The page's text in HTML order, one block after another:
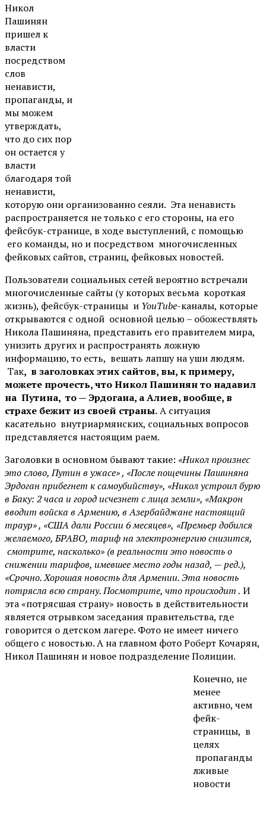
Никол
Пашинян
пришел к
власти
посредством
слов
ненависти,
пропаганды, и
мы можем
утверждать,
что до сих пор
он остается у
власти
благодаря той
ненависти,
которую они организованно сеяли. Эта ненависть
распространяется не только с его стороны, на его
фейсбук-странице, в ходе выступлений, с помощью
его команды, но и посредством многочисленных
фейковых сайтов, страниц, фейковых новостей.
Пользователи социальных сетей вероятно встречали
многочисленные сайты (у которых весьма короткая
жизнь), фейсбук-страницы и YouTube-каналы, которые
открываются с одной основной целью – обожествлять
Никола Пашиняна, представить его правителем мира,
унизить других и распространять ложную
информацию, то есть, вешать лапшу на уши людям.
Так, в заголовках этих сайтов, вы, к примеру,
можете прочесть, что Никол Пашинян то надавил
на Путина, то — Эрдогана, а Алиев, вообще, в
страхе бежит из своей страны.А ситуация
касательно внутриармянских, социальных вопросов
представляется настоящим раем.
Заголовки в основном бывают такие: «Никол произнес
это слово, Путин в ужасе» , «После пощечины Пашиняна
Эрдоган прибегнет к самоубийству», «Никол устроил бурю
в Баку: 2 часа и город исчезнет с лица земли», «Макрон
вводит войска в Армению, в Азербайджане настоящий
траур» , «США дали России 6 месяцев», «Премьер добился
желаемого, БРАВО, тариф на электроэнергию снизится,
смотрите, насколько» (в реальности это новость о
снижении тарифов, имевшее место годы назад, — ред.),
«Срочно. Хорошая новость для Армении. Эта новость
потрясла всю страну. Посмотрите, что происходит . И
эта «потрясшая страну» новость в действительности
является отрывком заседания правительства, где
говорится о детском лагере. Фото не имеет ничего
общего с новостью. А на главном фото Роберт Кочарян,
Никол Пашинян и новое подразделение Полиции.
Конечно, не
менее
активно, чем
фейк-
страницы, в
целях
пропаганды
лживые
новости